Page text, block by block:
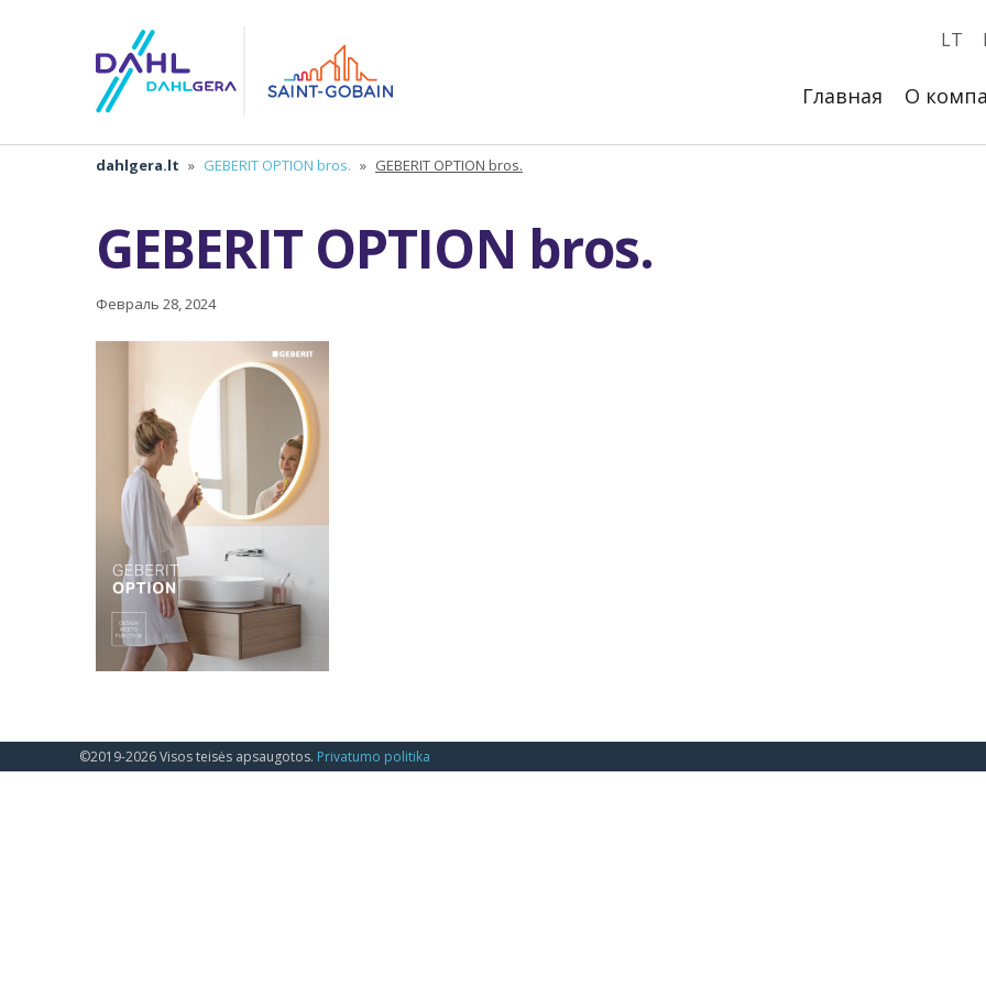
LT
Главная О
dahlgera.lt » GEBERIT OPTION bros. » GEBERIT OPTION bros.
GEBERIT OPTION bros.
Февраль 28, 2024
©2019-2026 Visos teisės apsaugotos. Privatumo politika